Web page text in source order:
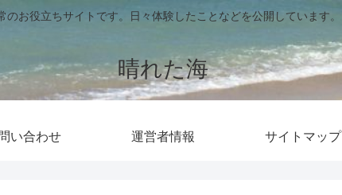
のお役立ちサイトです。日々体験したことなどを公開しています。
晴れた海
い合わせ 運営者情報 サイトマップ